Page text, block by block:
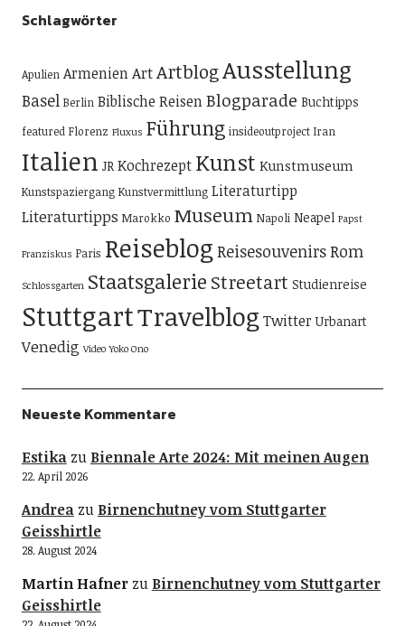
Schlagwörter
Apulien ArmenienArtArtblogAusstellung
Basel Berlin Biblische ReisenBlogparade Buchtipps
featured Florenz Fluxus Führung insideoutproject Iran
Italien JR Kochrezept Kunst Kunstmuseum
Kunstspaziergang Kunstvermittlung Literaturtipp
Literaturtipps Marokko Museum Napoli Neapel Papst
Franziskus Paris Reiseblog ReisesouvenirsRom
Schlossgarten Staatsgalerie Streetart Studienreise
StuttgartTravelblog Twitter Urbanart
Venedig Video Yoko Ono
Neueste Kommentare
Estikazu Biennale Arte 2024: Mit meinen Augen
22. April 2026
Andreazu Birnenchutney vom Stuttgarter
Geisshirtle
28. August 2024
Martin Hafnerzu Birnenchutney vom Stuttgarter
Geisshirtle